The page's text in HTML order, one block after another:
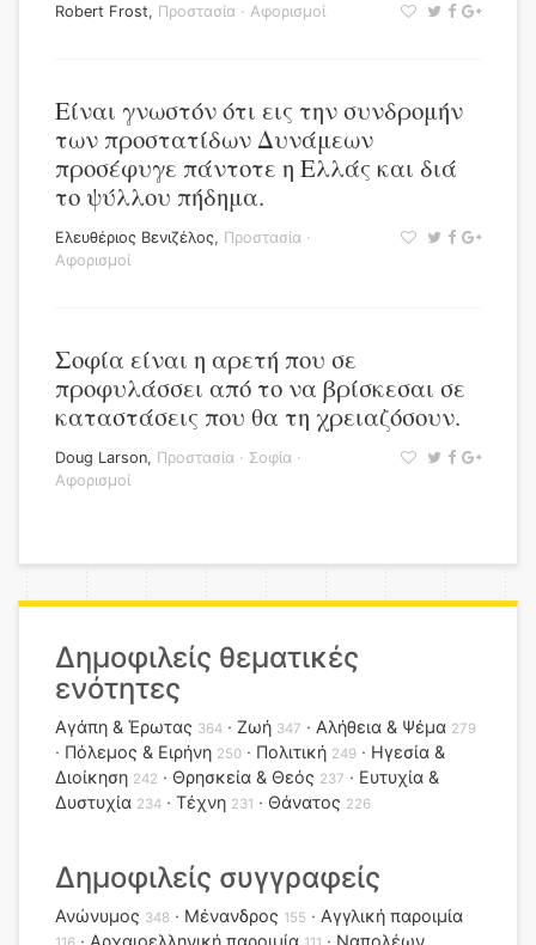
Robert Frost, Προστασία · Αφορισμοί
Είναι γνωστόν ότι εις την συνδρομήν
των προστατίδων Δυνάμεων
προσέφυγε πάντοτε η Ελλάς και διά
το ψύλλου πήδημα.
Ελευθέριος Βενιζέλος, Προστασία ·
Αφορισμοί
Σοφία είναι η αρετή που σε
προφυλάσσει από το να βρίσκεσαι σε
καταστάσεις που θα τη χρειαζόσουν.
Doug Larson, Προστασία · Σοφία ·
Αφορισμοί
Δημοφιλείς θεματικές
ενότητες
Αγάπη & Έρωτας 364 Ζωή 347 Αλήθεια & Ψέμα 279
Πόλεμος & Ειρήνη 250 Πολιτική 249
Ηγεσία &
Διοίκηση 242 Θρησκεία & Θεός 237
Ευτυχία &
Δυστυχία 234 Τέχνη 231 Θάνατος 226
Δημοφιλείς συγγραφείς
Ανώνυμος 348 Μένανδρος 155 Αγγλική παροιμία
Αρχαιοελληνική παροιμία Ναπολέων